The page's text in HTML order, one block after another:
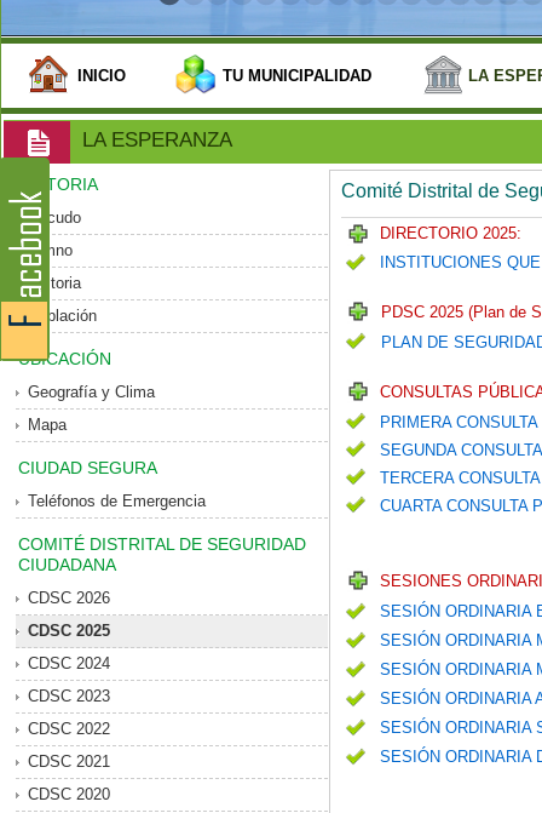
INICIO TU MUNICIPALIDAD LA
LA ESPERANZA
HISTORIA
Escudo
Himno
Historia
Población
UBICACIÓN
Geografía y Clima
Mapa
CIUDAD SEGURA
Teléfonos de Emergencia
COMITÉ DISTRITAL DE SEGURIDAD
CIUDADANA
CDSC 2026
CDSC 2025
CDSC 2024
CDSC 2023
CDSC 2022
CDSC 2021
CDSC 2020
Comité Distrital de
DIRECTORIO 2025:
INSTITUCIONES
PDSC 2025 (Plan de
PLAN DE
CONSULTAS
PRIMERA
SEGUNDA
TERCERA
CUARTA CONSULTA
SESIONES
SESIÓN ORDINARIA
SESIÓN ORDINARIA
SESIÓN ORDINARIA
SESIÓN ORDINARIA
SESIÓN ORDINARIA
SESIÓN ORDINARIA